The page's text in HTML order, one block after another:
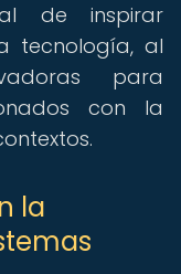
de inspirar
tecnología, al
para
con la
la